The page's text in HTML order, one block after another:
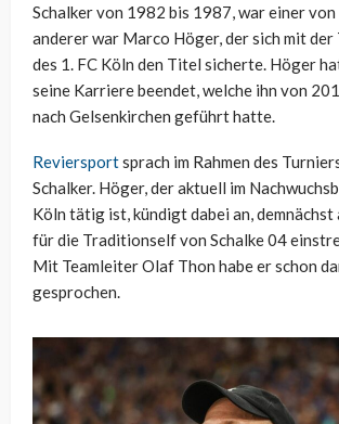
Schalker von 1982 bis 1987, war einer von
anderer war Marco Höger, der sich mit
des 1. FC Köln den Titel sicherte. Höger
seine Karriere beendet, welche ihn von
nach Gelsenkirchen geführt hatte.
Reviersportsprach im Rahmen des
Schalker. Höger, der aktuell im
Köln tätig ist, kündigt dabei an, demnächst
für die Traditionself von Schalke 04
Mit Teamleiter Olaf Thon habe er schon
gesprochen.